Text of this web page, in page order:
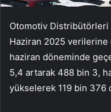
Otomotiv Distribütörleri
Haziran 2025 verilerine
haziran döneminde
5,4 artarak 488 bin 3,
yükselerek 119 bin 376